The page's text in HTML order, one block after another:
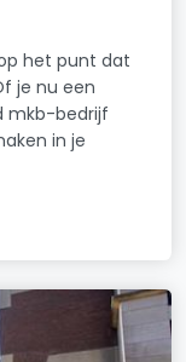
het punt dat
je nu een
mkb-bedrijf
in je